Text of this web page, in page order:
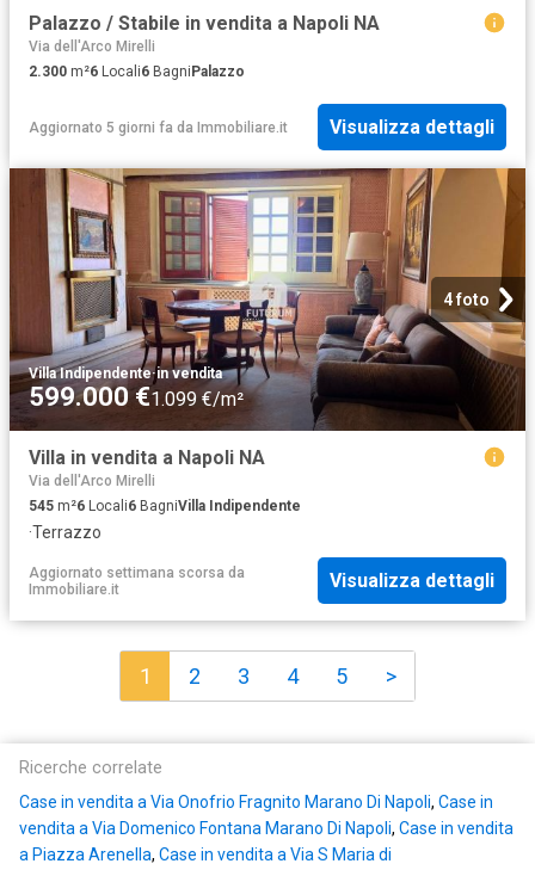
Palazzo / Stabile in vendita a Napoli NA
Via dell'Arco Mirelli
2.300 m²6 Locali6 Bagni Palazzo
Aggiornato 5 giorni fa da Immobiliare.it Visualizza dettagli
4 foto
Villa Indipendente·in vendita
599.000 €1.099 €/m²
Villa in vendita a Napoli NA
Via dell'Arco Mirelli
545 m²6 Locali6 BagniVilla Indipendente
·Terrazzo
Aggiornato settimana scorsa da
Immobiliare.it
Visualizza dettagli
1 2 3 4 5 >
Ricerche correlate
Case in vendita a Via Onofrio Fragnito Marano Di Napoli, Case in
vendita a Via Domenico Fontana Marano Di Napoli, Case in vendita
a Piazza Arenella, Case in vendita a Via S Maria di